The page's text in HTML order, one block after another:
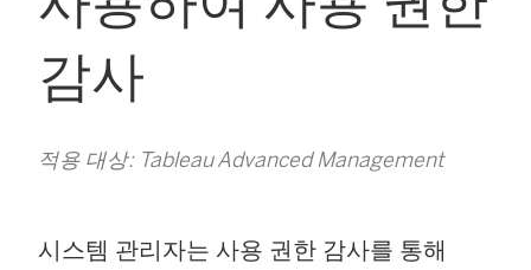
감사
적용 대상: Tableau Advanced Management
시스템 관리자는 사용 권한 감사를 통해